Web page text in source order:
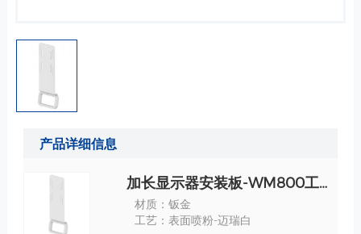
产品详细信息
加长显示器安装板-WM800工作站适配把手 规格
材质：钣金
工艺：表面喷粉-迈瑞白